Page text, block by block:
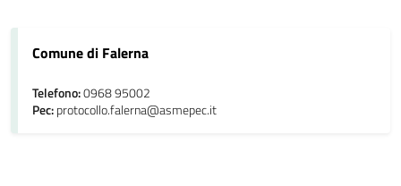
Comune di Falerna
Telefono:0968 95002
Pec:protocollo.falerna@asmepec.it